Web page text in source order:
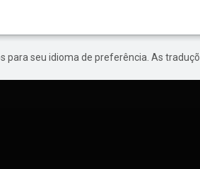
para seu idioma de preferência. As